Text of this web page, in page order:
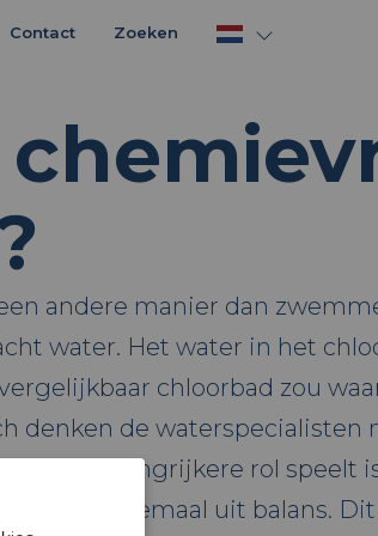
Contact Zoeken
andere manier dan
water. Het water in het
chloorbad zou
denken de
een belangrijkere rol speelt
helemaal uit balans.